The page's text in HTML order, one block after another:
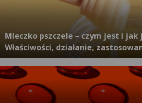
Mleczko pszczele – czym jest i jak
Właściwości, działanie,